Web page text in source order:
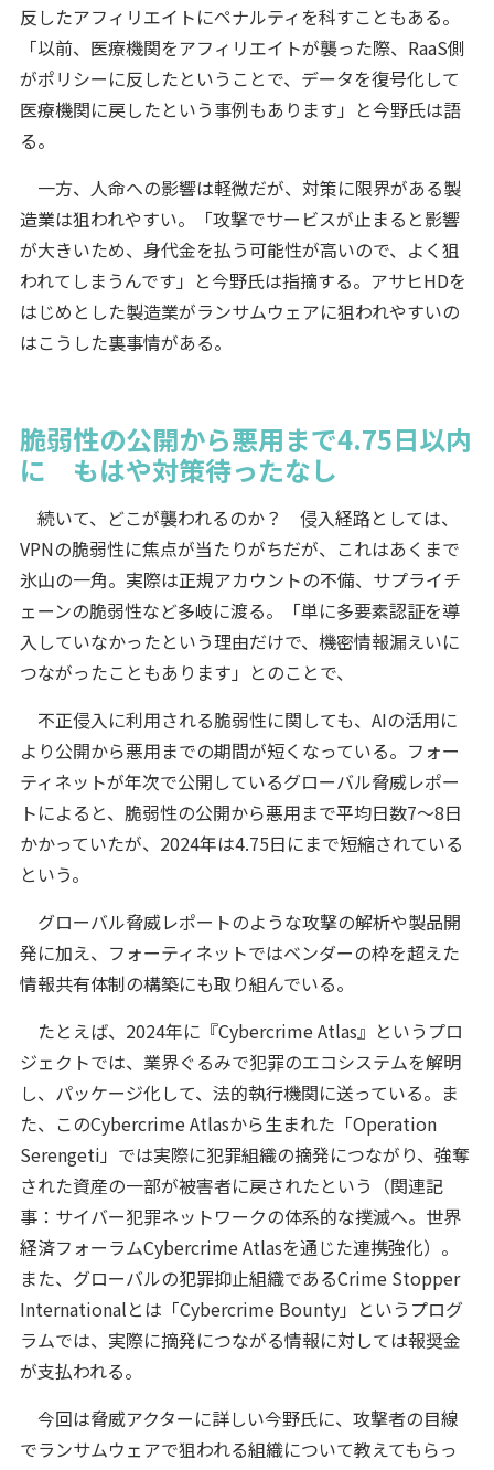
反したアフィリエイトにペナルティを科すこともある。
「以前、医療機関をアフィリエイトが襲った際、RaaS側
がポリシーに反したということで、データを復号化して
医療機関に戻したという事例もあります」と今野氏は語
る。
一方、人命への影響は軽微だが、対策に限界がある製
造業は狙われやすい。「攻撃でサービスが止まると影響
が大きいため、身代金を払う可能性が高いので、よく狙
われてしまうんです」と今野氏は指摘する。アサヒHDを
はじめとした製造業がランサムウェアに狙われやすいの
はこうした裏事情がある。
脆弱性の公開から悪用まで4.75日以内
に もはや対策待ったなし
続いて、どこが襲われるのか？ 侵入経路としては、
VPNの脆弱性に焦点が当たりがちだが、これはあくまで
氷山の一角。実際は正規アカウントの不備、サプライチ
ェーンの脆弱性など多岐に渡る。「単に多要素認証を導
入していなかったという理由だけで、機密情報漏えいに
つながったこともあります」とのことで、
不正侵入に利用される脆弱性に関しても、AIの活用に
より公開から悪用までの期間が短くなっている。フォー
ティネットが年次で公開しているグローバル脅威レポー
トによると、脆弱性の公開から悪用まで平均日数7～8日
かかっていたが、2024年は4.75日にまで短縮されている
という。
グローバル脅威レポートのような攻撃の解析や製品開
発に加え、フォーティネットではベンダーの枠を超えた
情報共有体制の構築にも取り組んでいる。
たとえば、2024年に『Cybercrime Atlas』というプロ
ジェクトでは、業界ぐるみで犯罪のエコシステムを解明
し、パッケージ化して、法的執行機関に送っている。ま
た、このCybercrime Atlasから生まれた「Operation
Serengeti」では実際に犯罪組織の摘発につながり、強奪
された資産の一部が被害者に戻されたという（関連記
事：サイバー犯罪ネットワークの体系的な撲滅へ。世界
経済フォーラムCybercrime Atlasを通じた連携強化）。
また、グローバルの犯罪抑止組織であるCrime Stopper
Internationalとは「Cybercrime Bounty」というプログ
ラムでは、実際に摘発につながる情報に対しては報奨金
が支払われる。
今回は脅威アクターに詳しい今野氏に、攻撃者の目線
でランサムウェアで狙われる組織について教えてもらっ